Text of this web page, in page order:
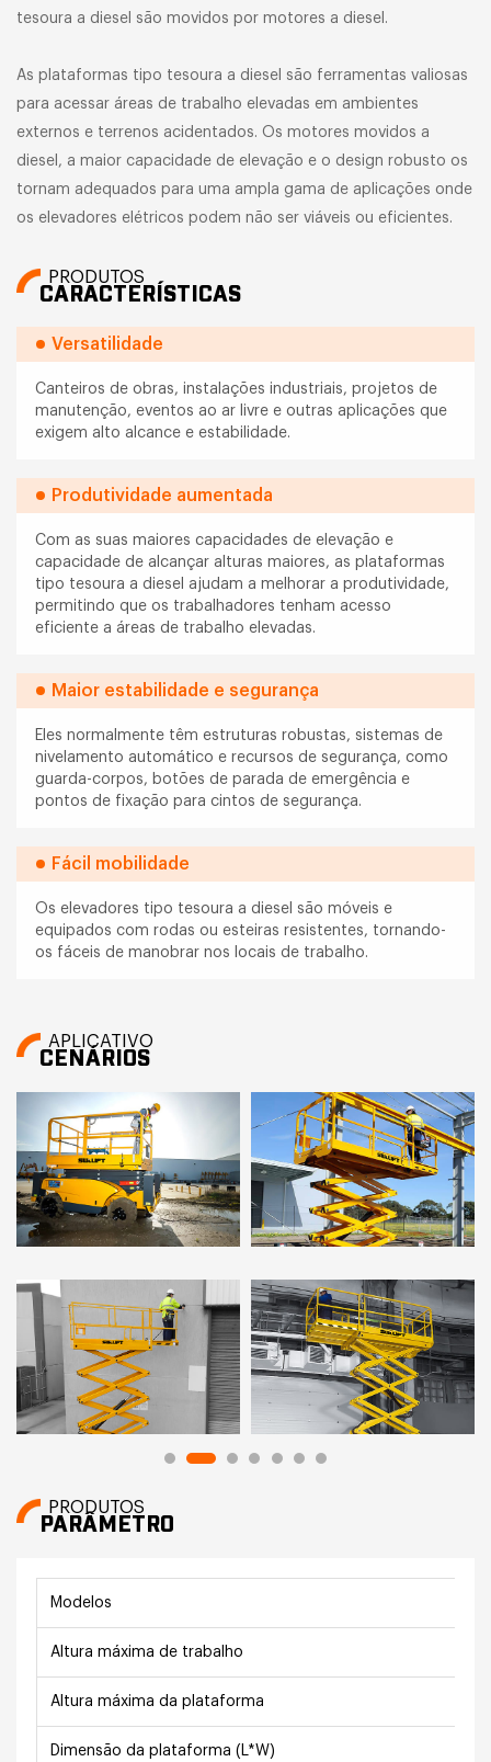
tesoura a diesel são movidos por motores a diesel.
As plataformas tipo tesoura a diesel são ferramentas valiosas
para acessar áreas de trabalho elevadas em ambientes
externos e terrenos acidentados. Os motores movidos a
diesel, a maior capacidade de elevação e o design robusto os
tornam adequados para uma ampla gama de aplicações onde
os elevadores elétricos podem não ser viáveis ou eficientes.
PRODUTOS
CARACTERÍSTICAS
Versatilidade
Canteiros de obras, instalações industriais, projetos de
manutenção, eventos ao ar livre e outras aplicações que
exigem alto alcance e estabilidade.
Produtividade aumentada
Com as suas maiores capacidades de elevação e
capacidade de alcançar alturas maiores, as plataformas
tipo tesoura a diesel ajudam a melhorar a produtividade,
permitindo que os trabalhadores tenham acesso
eficiente a áreas de trabalho elevadas.
Maior estabilidade e segurança
Eles normalmente têm estruturas robustas, sistemas de
nivelamento automático e recursos de segurança, como
guarda-corpos, botões de parada de emergência e
pontos de fixação para cintos de segurança.
Fácil mobilidade
Os elevadores tipo tesoura a diesel são móveis e
equipados com rodas ou esteiras resistentes, tornando-
os fáceis de manobrar nos locais de trabalho.
APLICATIVO
CENÁRIOS
PRODUTOS
PARÂMETRO
Modelos
Altura máxima de trabalho
Altura máxima da plataforma
Dimensão da plataforma (L*W)